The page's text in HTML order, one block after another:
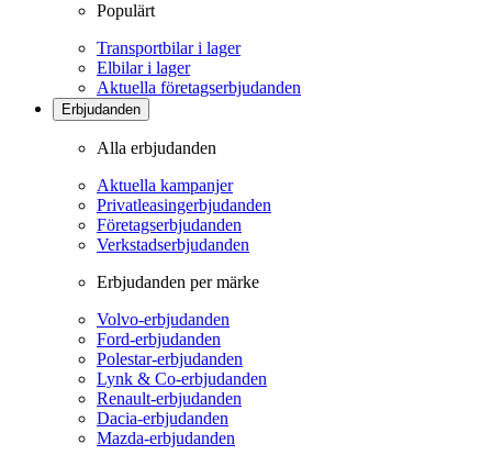
Populärt
Transportbilar i lager
Elbilar i lager
Aktuella företagserbjudanden
Erbjudanden
Alla erbjudanden
Aktuella kampanjer
Privatleasingerbjudanden
Företagserbjudanden
Verkstadserbjudanden
Erbjudanden per märke
Volvo-erbjudanden
Ford-erbjudanden
Polestar-erbjudanden
Lynk & Co-erbjudanden
Renault-erbjudanden
Dacia-erbjudanden
Mazda-erbjudanden